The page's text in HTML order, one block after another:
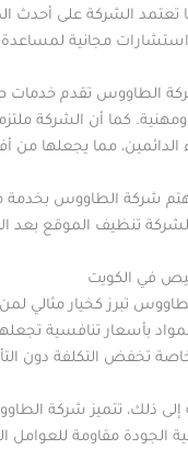
تعتمد الشركة على أحدث
مجانية لمساعدة
الطاووس تقدم خدمات
ومهنية. كما أن الشركة
الدائمين، مما يجعلها
تهتم شركة الطاووس بخدمة
تنظيف الموقع بعد
في الكويت
تبرز كخيار مثالي
بأسعار تنافسية
تخفض التكلفة دون
إلى ذلك، تتميز شركة
الجودة مقاومة